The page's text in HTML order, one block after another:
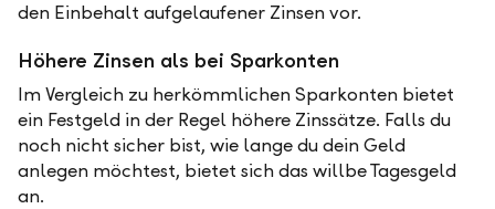
den Einbehalt aufgelaufener Zinsen vor.
Höhere Zinsen als bei Sparkonten
Im Vergleich zu herkömmlichen Sparkonten bietet
ein Festgeld in der Regel höhere Zinssätze. Falls du
noch nicht sicher bist, wie lange du dein Geld
anlegen möchtest, bietet sich das willbe Tagesgeld
an.